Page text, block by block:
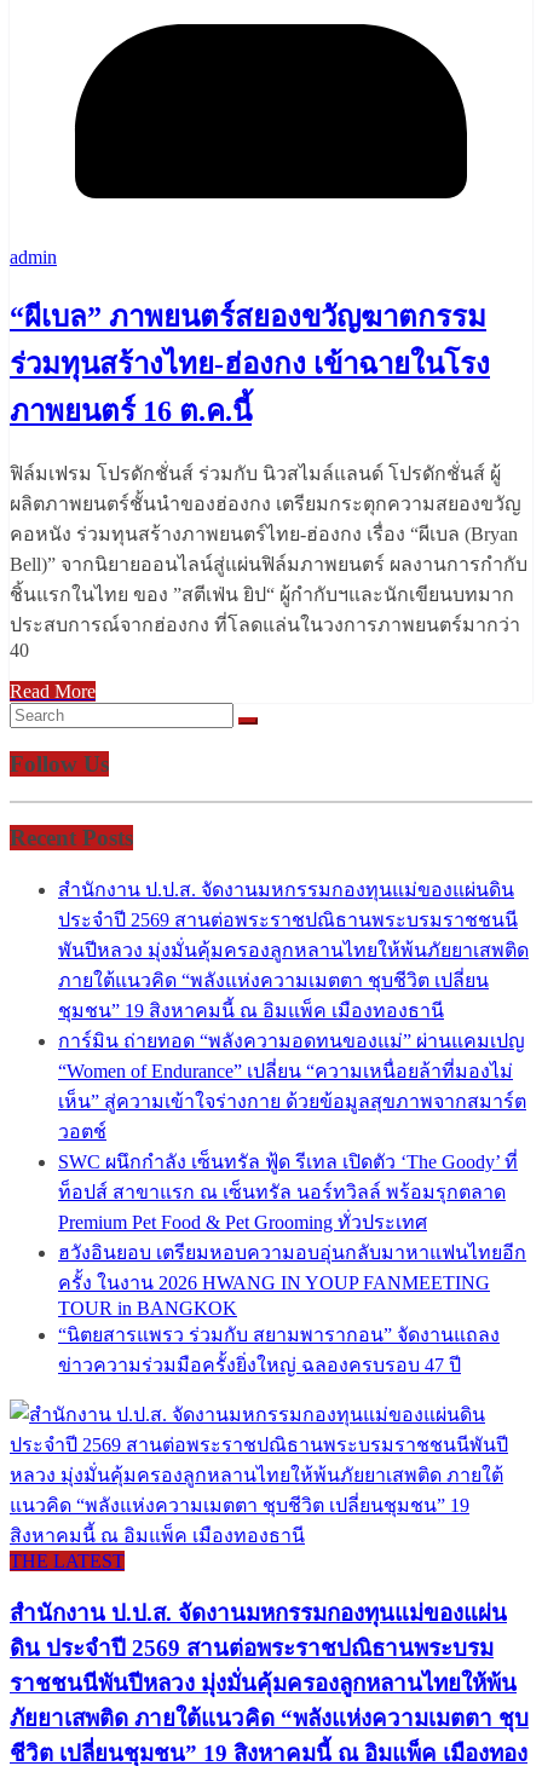
admin
“ผีเบล” ภาพยนตร์สยองขวัญฆาตกรรม
ร่วมทุนสร้างไทย-ฮ่องกง เข้าฉายในโรง
ภาพยนตร์ 16 ต.ค.นี้
ฟิล์มเฟรม โปรดักชั่นส์ ร่วมกับ นิวสไมล์แลนด์ โปรดักชั่นส์ ผู้
ผลิตภาพยนตร์ชั้นนำของฮ่องกง เตรียมกระตุกความสยองขวัญ
คอหนัง ร่วมทุนสร้างภาพยนตร์ไทย-ฮ่องกง เรื่อง “ผีเบล (Bryan
Bell)” จากนิยายออนไลน์สู่แผ่นฟิล์มภาพยนตร์ ผลงานการกำกับ
ชิ้นแรกในไทย ของ ”สตีเฟ่น ยิป“ ผู้กำกับฯและนักเขียนบทมาก
ประสบการณ์จากฮ่องกง ที่โลดแล่นในวงการภาพยนตร์มากว่า
40
Read More
Follow Us
Recent Posts
สำนักงาน ป.ป.ส. จัดงานมหกรรมกองทุนแม่ของแผ่นดิน
ประจำปี 2569 สานต่อพระราชปณิธานพระบรมราชชนนี
พันปีหลวง มุ่งมั่นคุ้มครองลูกหลานไทยให้พ้นภัยยาเสพติด
ภายใต้แนวคิด “พลังแห่งความเมตตา ชุบชีวิต เปลี่ยน
ชุมชน” 19 สิงหาคมนี้ ณ อิมแพ็ค เมืองทองธานี
การ์มิน ถ่ายทอด “พลังความอดทนของแม่” ผ่านแคมเปญ
“Women of Endurance” เปลี่ยน “ความเหนื่อยล้าที่มองไม่
เห็น” สู่ความเข้าใจร่างกาย ด้วยข้อมูลสุขภาพจากสมาร์ต
วอตช์
SWC ผนึกกำลัง เซ็นทรัล ฟู้ด รีเทล เปิดตัว ‘The Goody’ ที่
ท็อปส์ สาขาแรก ณ เซ็นทรัล นอร์ทวิลล์ พร้อมรุกตลาด
Premium Pet Food & Pet Grooming ทั่วประเทศ
ฮวังอินยอบ เตรียมหอบความอบอุ่นกลับมาหาแฟนไทยอีก
ครั้ง ในงาน 2026 HWANG IN YOUP FANMEETING
TOUR in BANGKOK
“นิตยสารแพรว ร่วมกับ สยามพารากอน” จัดงานแถลง
ข่าวความร่วมมือครั้งยิ่งใหญ่ ฉลองครบรอบ 47 ปี
THE LATEST
สำนักงาน ป.ป.ส. จัดงานมหกรรมกองทุนแม่ของแผ่น
ดิน ประจำปี 2569 สานต่อพระราชปณิธานพระบรม
ราชชนนีพันปีหลวง มุ่งมั่นคุ้มครองลูกหลานไทยให้พ้น
ภัยยาเสพติด ภายใต้แนวคิด “พลังแห่งความเมตตา ชุบ
ชีวิต เปลี่ยนชุมชน” 19 สิงหาคมนี้ ณ อิมแพ็ค เมืองทอง